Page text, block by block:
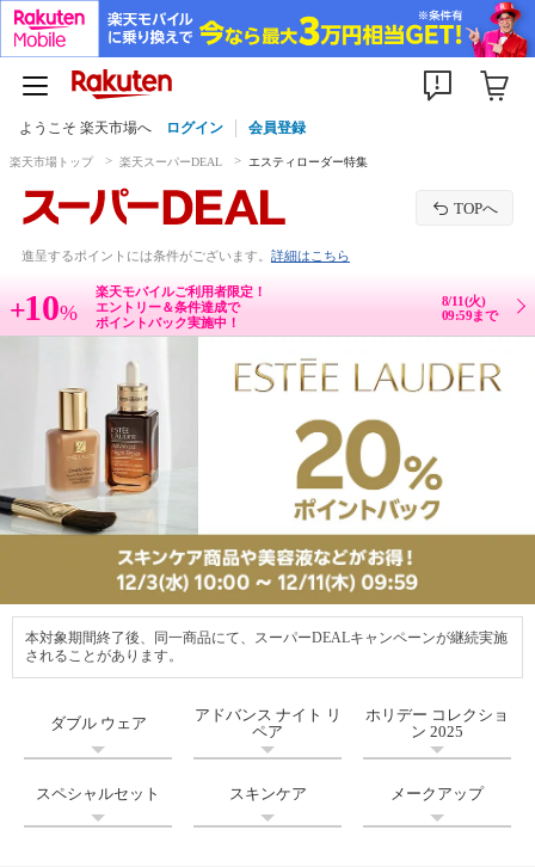
ようこそ 楽天市場へ ログイン 会員登録
楽天市場トップ 楽天スーパーDEAL エスティローダー特集
TOPへ
進呈するポイントには条件がございます。 詳細はこちら
+10%
楽天モバイルご利用者限定！
エントリー＆条件達成で
ポイントバック実施中！
8/11(火)
09:59まで
本対象期間終了後、同一商品にて、スーパーDEALキャンペーンが継続実施
されることがあります。
ダブル ウェア
アドバンス ナイト リ
ペア
ホリデー コレクショ
ン 2025
スペシャルセット スキンケア メークアップ